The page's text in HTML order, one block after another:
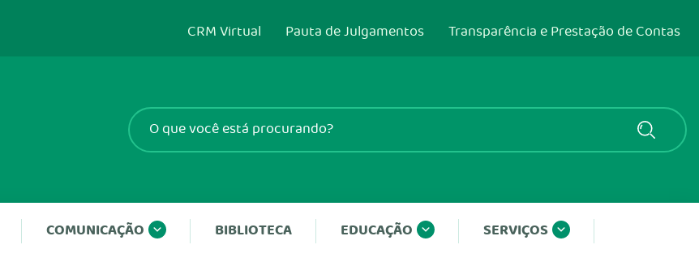
CRM Virtual Pauta de Julgamentos Transparência e Prestação de Contas
COMUNICAÇÃO BIBLIOTECA EDUCAÇÃO SERVIÇOS